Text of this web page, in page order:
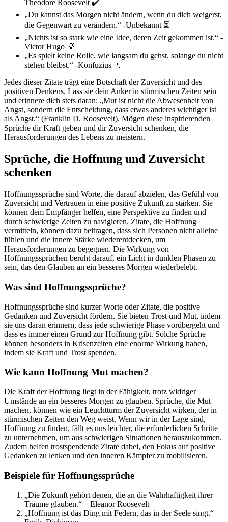
Theodore Roosevelt ✔️
„Du kannst das Morgen nicht ändern, wenn du dich weigerst,
die Gegenwart zu verändern.“ -Unbekannt ⏳
„Nichts ist so stark wie eine Idee, deren Zeit gekommen ist.“ -
Victor Hugo 💡
„Es spielt keine Rolle, wie langsam du gehst, solange du nicht
stehen bleibst.“ -Konfuzius 🚶
Jedes dieser Zitate trägt eine Botschaft der Zuversicht und des
positiven Denkens. Lass sie dein Anker in stürmischen Zeiten sein
und erinnere dich stets daran: „Mut ist nicht die Abwesenheit von
Angst, sondern die Entscheidung, dass etwas anderes wichtiger ist
als Angst.“ (Franklin D. Roosevelt). Mögen diese inspirierenden
Sprüche dir Kraft geben und dir Zuversicht schenken, die
Herausforderungen des Lebens zu meistern.
Sprüche, die Hoffnung und Zuversicht
schenken
Hoffnungssprüche sind Worte, die darauf abzielen, das Gefühl von
Zuversicht und Vertrauen in eine positive Zukunft zu stärken. Sie
können dem Empfänger helfen, eine Perspektive zu finden und
durch schwierige Zeiten zu navigieren. Zitate, die Hoffnung
vermitteln, können dazu beitragen, dass sich Personen nicht alleine
fühlen und die innere Stärke wiederentdecken, um
Herausforderungen zu begegnen. Die Wirkung von
Hoffnungssprüchen beruht darauf, ein Licht in dunklen Phasen zu
sein, das den Glauben an ein besseres Morgen wiederbelebt.
Was sind Hoffnungssprüche?
Hoffnungssprüche sind kurzer Worte oder Zitate, die positive
Gedanken und Zuversicht fördern. Sie bieten Trost und Mut, indem
sie uns daran erinnern, dass jede schwierige Phase vorübergeht und
dass es immer einen Grund zur Hoffnung gibt. Solche Sprüche
können besonders in Krisenzeiten eine enorme Wirkung haben,
indem sie Kraft und Trost spenden.
Wie kann Hoffnung Mut machen?
Die Kraft der Hoffnung liegt in der Fähigkeit, trotz widriger
Umstände an ein besseres Morgen zu glauben. Sprüche, die Mut
machen, können wie ein Leuchtturm der Zuversicht wirken, der in
stürmischen Zeiten den Weg weist. Wenn wir in der Lage sind,
Hoffnung zu finden, fällt es uns leichter, die erforderlichen Schritte
zu unternehmen, um aus schwierigen Situationen herauszukommen.
Zudem helfen trostspendende Zitate dabei, den Fokus auf positive
Gedanken zu lenken und den inneren Kämpfer zu mobilisieren.
Beispiele für Hoffnungssprüche
„Die Zukunft gehört denen, die an die Wahrhaftigkeit ihrer
Träume glauben.“ – Eleanor Roosevelt
„Hoffnung ist das Ding mit Federn, das in der Seele singt.“ –